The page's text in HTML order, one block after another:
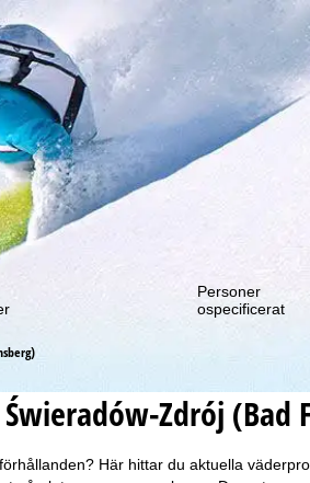
Personer
ospecificerat
Zdrój (Bad
Här hittar du aktuella